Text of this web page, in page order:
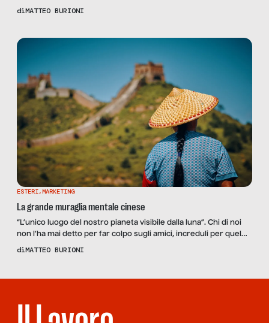
presto, prima che d’estate la calura e l’afa rendano l’aria
volte, quando sono fortunati, riescono a […]
diMATTEO BURIONI
ESTERI,MARKETING
La grande muraglia mentale cinese
“L’unico luogo del nostro pianeta visibile dalla luna”. Chi di noi
non l’ha mai detto per far colpo sugli amici, increduli per quel
balzo prospettico in avanti in un’età dove anche solo un piccolo
Protagonista indiscussa […]
diMATTEO BURIONI